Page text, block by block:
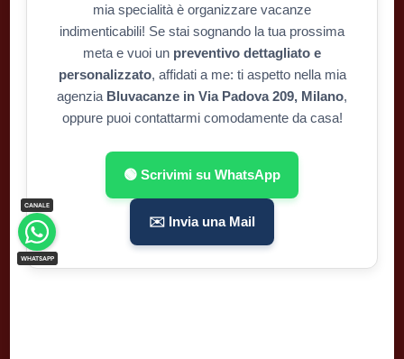
mia specialità è organizzare vacanze
indimenticabili! Se stai sognando la tua prossima
meta e vuoi un preventivo dettagliato e
personalizzato, affidati a me: ti aspetto nella mia
agenzia Bluvacanze in Via Padova 209, Milano,
oppure puoi contattarmi comodamente da casa!
🟢 Scrivimi su WhatsApp
✉️ Invia una Mail